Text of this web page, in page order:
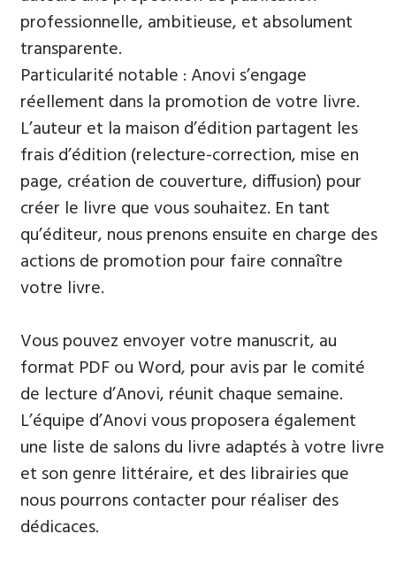
professionnelle, ambitieuse, et absolument
transparente.
Particularité notable : Anovi s’engage
réellement dans la promotion de votre livre.
L’auteur et la maison d’édition partagent les
frais d’édition (relecture-correction, mise en
page, création de couverture, diffusion) pour
créer le livre que vous souhaitez. En tant
qu’éditeur, nous prenons ensuite en charge des
actions de promotion pour faire connaître
votre livre.
Vous pouvez envoyer votre manuscrit, au
format PDF ou Word, pour avis par le comité
de lecture d’Anovi, réunit chaque semaine.
L’équipe d’Anovi vous proposera également
une liste de salons du livre adaptés à votre livre
et son genre littéraire, et des librairies que
nous pourrons contacter pour réaliser des
dédicaces.